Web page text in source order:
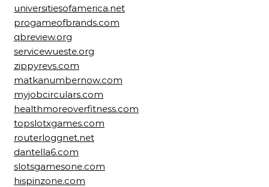
universitiesofamerica.net
progameofbrands.com
qbreview.org
servicewueste.org
zippyrevs.com
matkanumbernow.com
myjobcirculars.com
healthmoreoverfitness.com
topslotxgames.com
routerloggnet.net
dantella6.com
slotsgamesone.com
hispinzone.com